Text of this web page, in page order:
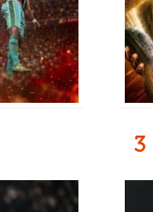
3